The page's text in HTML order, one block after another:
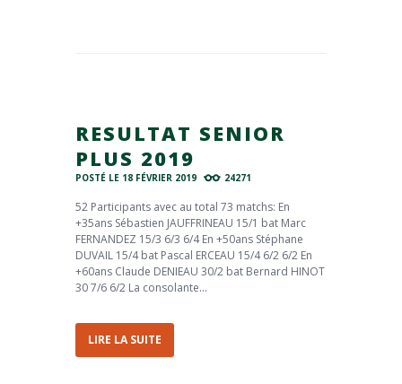
RESULTAT SENIOR
PLUS 2019
POSTÉ LE 18 FÉVRIER 2019 24271
52 Participants avec au total 73 matchs: En
+35ans Sébastien JAUFFRINEAU 15/1 bat Marc
FERNANDEZ 15/3 6/3 6/4 En +50ans Stéphane
DUVAIL 15/4 bat Pascal ERCEAU 15/4 6/2 6/2 En
+60ans Claude DENIEAU 30/2 bat Bernard HINOT
30 7/6 6/2 La consolante...
LIRE LA SUITE